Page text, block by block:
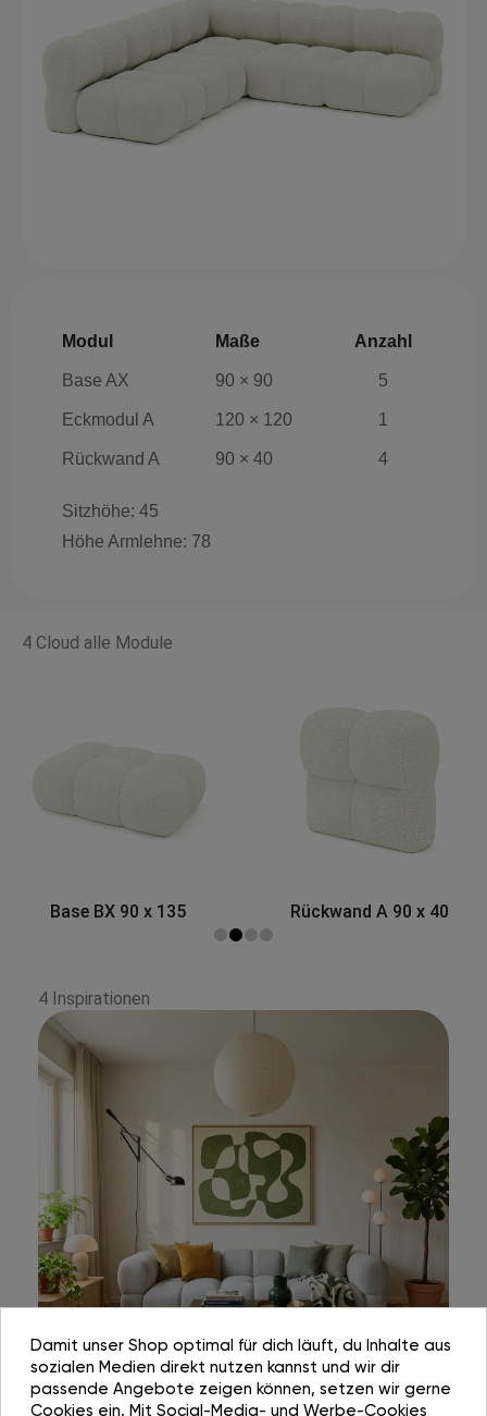
Modul Maße Anzahl
Base AX 90 × 90 5
Eckmodul A 120 × 120 1
Rückwand A 90 × 40 4
Sitzhöhe: 45
Höhe Armlehne: 78
4 Cloud alle Module
Rückwand A 90 x 40 Eckmodul A 120 x 120
4 Inspirationen
Damit unser Shop optimal für dich läuft, du Inhalte aus
sozialen Medien direkt nutzen kannst und wir dir
passende Angebote zeigen können, setzen wir gerne
Cookies ein. Mit Social-Media- und Werbe-Cookies